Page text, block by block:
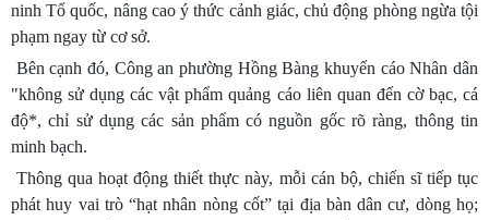
ninh Tổ quốc, nâng cao ý thức cảnh giác, chủ động phòng ngừa tội
phạm ngay từ cơ sở.
Bên cạnh đó, Công an phường Hồng Bàng khuyến cáo Nhân dân
"không sử dụng các vật phẩm quảng cáo liên quan đến cờ bạc, cá
độ*, chỉ sử dụng các sản phẩm có nguồn gốc rõ ràng, thông tin
minh bạch.
Thông qua hoạt động thiết thực này, mỗi cán bộ, chiến sĩ tiếp tục
phát huy vai trò “hạt nhân nòng cốt” tại địa bàn dân cư, dòng họ;